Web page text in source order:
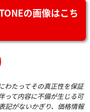
の画像はこち
わたってその真正性を保証
って内容に不備が生じる可
記がないかぎり、価格情報